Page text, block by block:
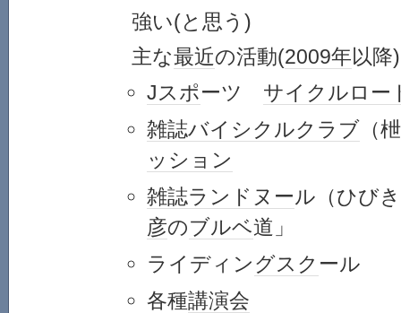
強い(と思う)
主な最近の活動(2009年以降)
Jスポーツ サイクルロー
雑誌バイシクルクラブ （枻
ッション
雑誌ランド ヌール（ひびき
彦のブルベ道」
ライディングスク ール
各種講演会